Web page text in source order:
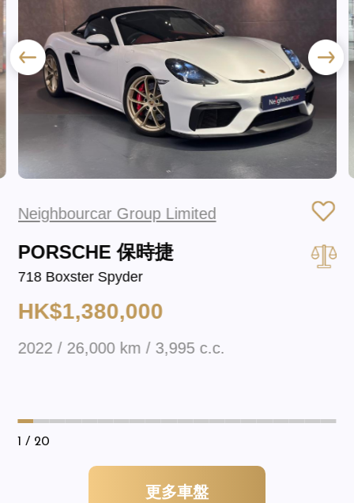
Neighbourcar Group Limited
PORSCHE 保時捷
718 Boxster Spyder
HK$1,380,000
2022 / 26,000 km / 3,995 c.c.
1 / 20
更多車盤